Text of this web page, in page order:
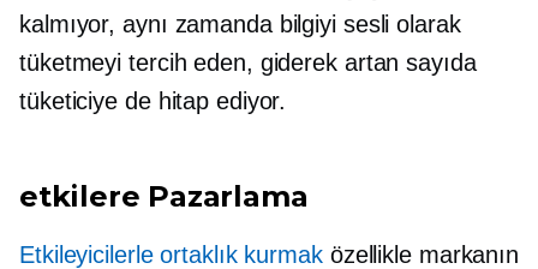
kalmıyor, aynı zamanda bilgiyi sesli olarak
tüketmeyi tercih eden, giderek artan sayıda
tüketiciye de hitap ediyor.
etkilere Pazarlama
Etkileyicilerle ortaklık kurmaközellikle markanın